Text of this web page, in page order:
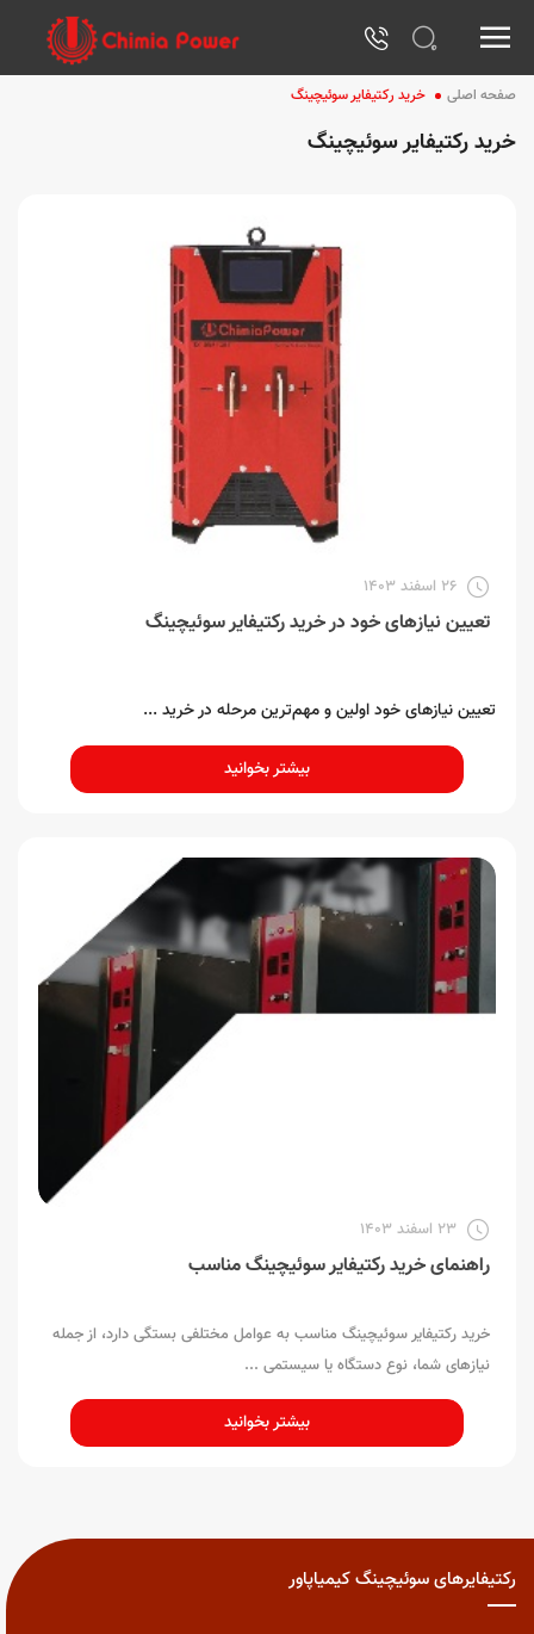
صفحه اصلی خرید رکتیفایر سوئیچینگ
خرید رکتیفایر سوئیچینگ
26 اسفند 1403
تعیین نیازهای خود در خرید رکتیفایر سوئیچینگ
تعیین نیازهای خود اولین و مهم‌ترین مرحله در خرید ...
بیشتر بخوانید
23 اسفند 1403
راهنمای خرید رکتیفایر سوئیچینگ مناسب
نیازهای شما، نوع دستگاه یا سیستمی ...
بیشتر بخوانید
رکتیفایرهای سوئیچینگ کیمیاپاور